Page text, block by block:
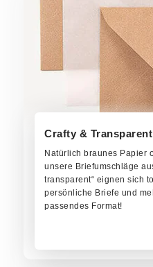
Crafty & Transparent
Natürlich braunes Papier
unsere Briefumschläge
transparent“ eignen sich
persönliche Briefe und
passendes Format!